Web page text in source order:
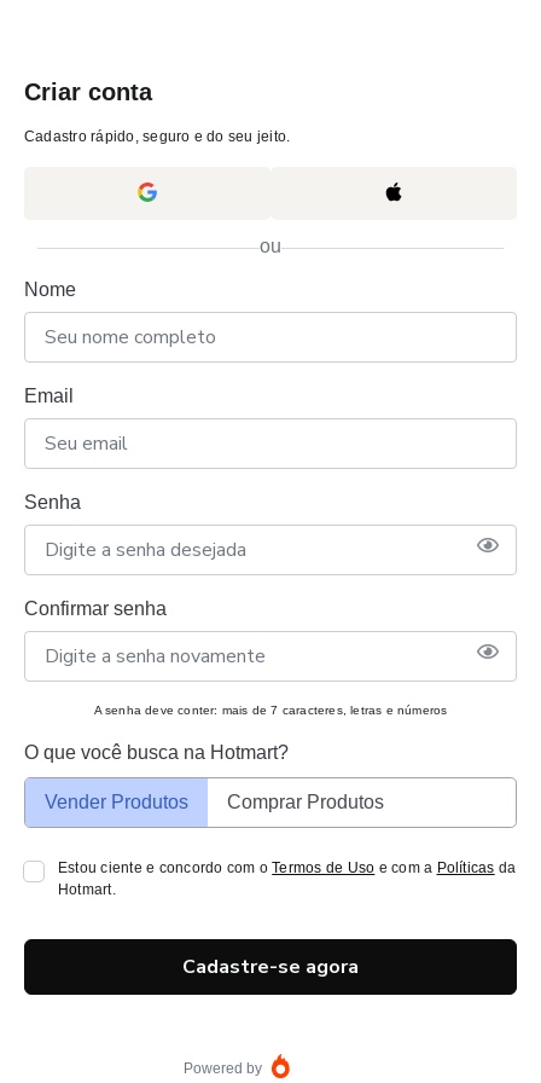
Criar conta
Cadastro rápido, seguro e do seu jeito.
ou
Nome
Email
Senha
Confirmar senha
A senha deve conter: mais de 7 caracteres, letras e números
O que você busca na Hotmart?
Vender Produtos Comprar Produtos
Estou ciente e concordo com oTermos de Uso e com a Políticas da
Hotmart.
Cadastre-se agora
Powered by